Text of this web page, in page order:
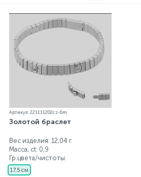
Артикул: 221111202cz-6m
Золотой браслет
Вес изделия: 12,04 г.
Масса, ct: 0,9
Гр.цвета/чистоты:
17,5 см